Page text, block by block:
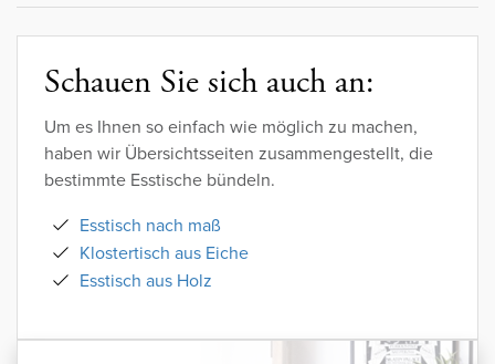
Schauen Sie sich auch an:
Um es Ihnen so einfach wie möglich zu machen,
haben wir Übersichtsseiten zusammengestellt, die
bestimmte Esstische bündeln.
Esstisch nach maß
Klostertisch aus Eiche
Esstisch aus Holz